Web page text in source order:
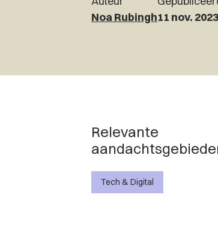
Noa Rubingh11 nov. 2023
Relevante
Tech & Digital